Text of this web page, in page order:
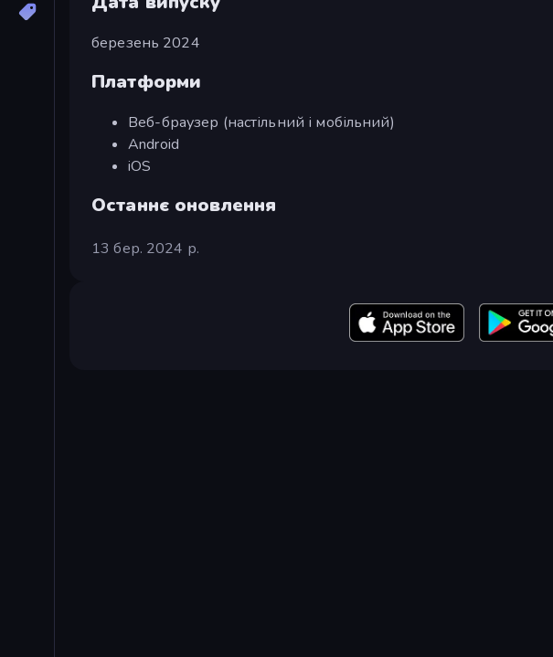
березень 2024
Платформи
Веб-браузер (настільний і мобільний)
Android
iOS
Останнє оновлення
13 бер. 2024 р.